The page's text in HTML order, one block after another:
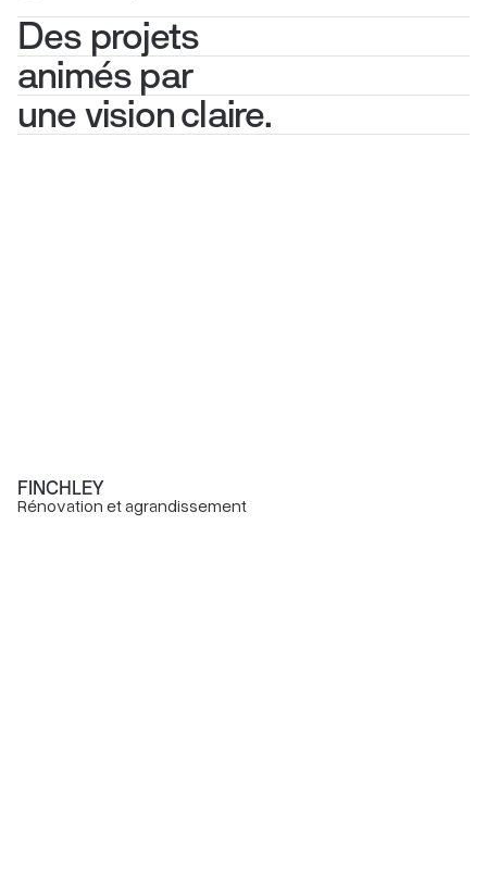
Des projets
animés par
une vision claire.
FINCHLEY
Rénovation et agrandissement